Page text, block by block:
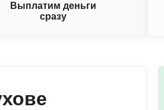
Выплатим деньги
сразу